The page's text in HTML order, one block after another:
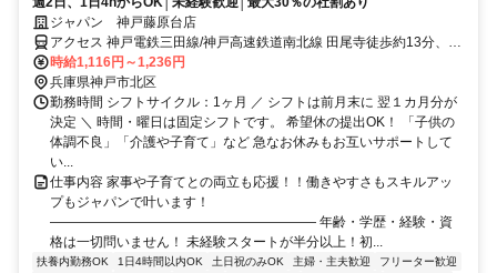
ジャパン 神戸藤原台店
アクセス 神戸電鉄三田線/神戸高速鉄道南北線 田尾寺徒歩約13分、神
戸電鉄三田線/神戸高速鉄道南北線 岡場徒歩約29分、神戸電鉄三田線/
神戸高速鉄道南北線 二郎徒歩約35分
時給1,116円～1,236円
兵庫県神戸市北区
勤務時間 シフトサイクル：1ヶ月 ／ シフトは前月末に 翌１カ月分が
決定 ＼ 時間・曜日は固定シフトです。 希望休の提出OK！ 「子供の
体調不良」「介護や子育て」など 急なお休みもお互いサポートして
い...
仕事内容 家事や子育てとの両立も応援！！働きやすさもスキルアッ
プもジャパンで叶います！
―――――――――――――――――――― 年齢・学歴・経験・資
格は一切問いません！ 未経験スタートが半分以上！初...
扶養内勤務OK 1日4時間以内OK 土日祝のみOK 主婦・主夫歓迎
フリーター歓迎